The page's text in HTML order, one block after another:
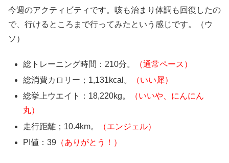
今週のアクティビティです。咳も治まり体調も回復したの
で、行けるところまで行ってみたという感じです。（ウ
ソ）
総トレーニング時間：210分。 （通常ペース ）
総消費カロリー；1,131kcal。
（いい犀）
総挙上ウエイト：18,220kg。
（いいや、にんにん
丸）
走行距離；10.4km。
（エンジェル）
PI値：39 （ありがとう！）